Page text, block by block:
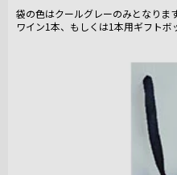
袋の色はクールグレーのみとなります
ワイン1本、もしくは1本用ギフトボ